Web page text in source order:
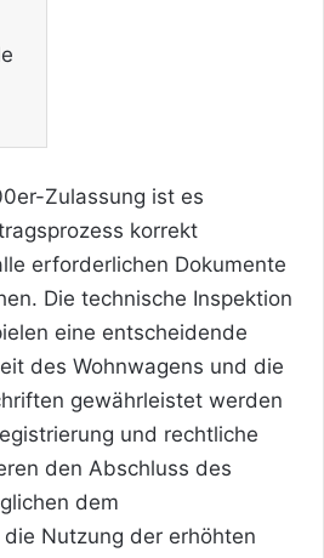
Zulassung ist es
korrekt
erforderlichen Dokumente
Die technische Inspektion
eine entscheidende
des Wohnwagens und die
gewährleistet werden
und rechtliche
den Abschluss des
dem
Nutzung der erhöhten